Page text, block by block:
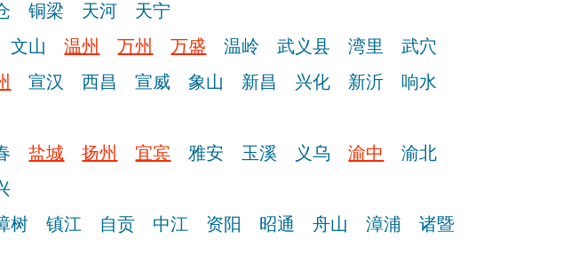
铜梁 天河 天宁
文山 温州 万州 万盛 温岭 武义县 湾里 武穴
宣汉 西昌 宣威 象山 新昌 兴化 新沂
响水
盐城 扬州 宜宾 雅安 玉溪 义乌 渝中
渝北
树 镇江 自贡 中江 资阳 昭通 舟山 漳浦
诸暨